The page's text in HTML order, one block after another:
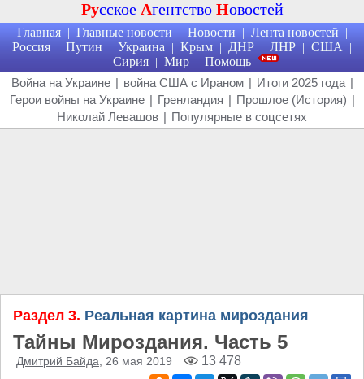
Русское Агентство Новостей
Главная | Главные новости | Новости | Лента новостей |
Россия | Путин | Украина | Крым | ДНР | ЛНР | США |
Сирия | Мир | Помощь
Война на Украине | война США с Ираном | Итоги 2025 года |
Герои войны на Украине | Гренландия | Прошлое (История) |
Николай Левашов | Популярные в соцсетях
Раздел 3. Реальная картина мироздания
Тайны Мироздания. Часть 5
Дмитрий Байда , 26 мая 2019 13 478